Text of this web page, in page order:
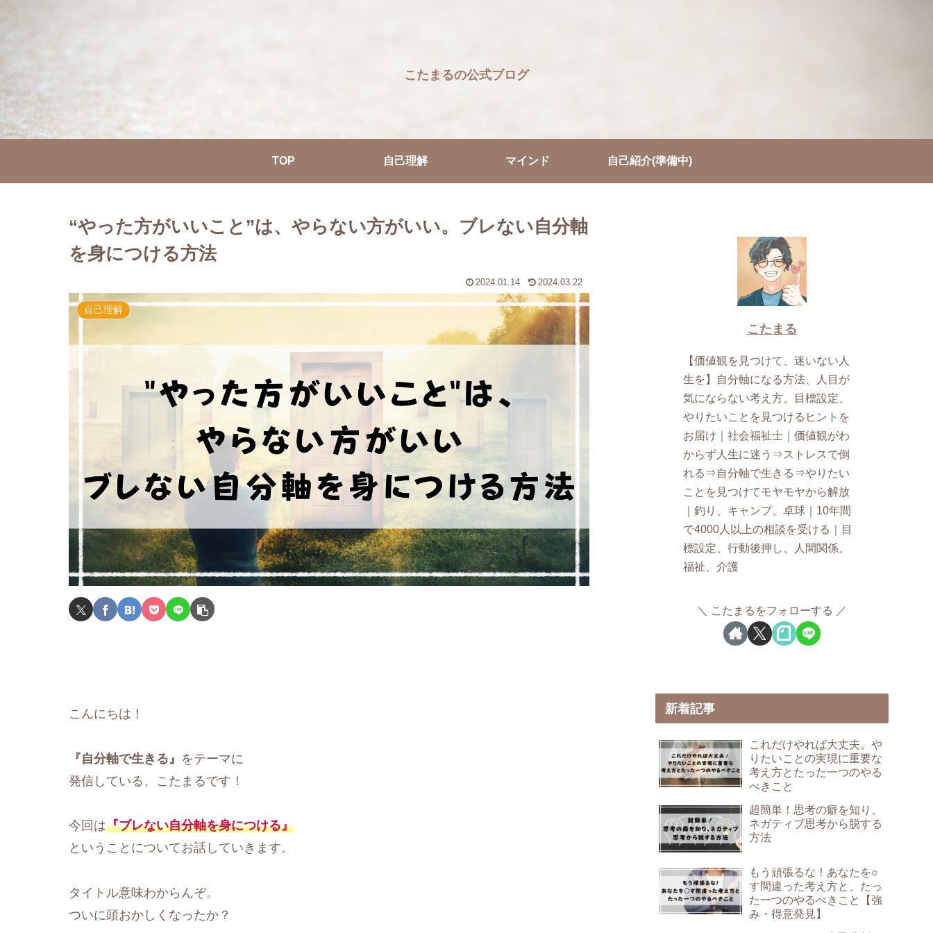
こたまるの公式ブログ
TOP 自己理解 マインド 自己紹介(準備中)
“やった方がいいこと”は、やらない方がいい。ブレない自分軸
を身につける方法
2024.01.14 2024.03.22
自己理解
こんにちは！
『自分軸で生きる』 をテーマに
発信している、こたまるです！
今回は『ブレない自分軸を身につける』
ということについてお話していきます。
タイトル意味わからんぞ。
ついに頭おかしくなったか？
こたまる
【価値観を見つけて、迷いない人
生を】自分軸になる方法、人目が
気にならない考え方、目標設定、
やりたいことを見つけるヒントを
お届け｜社会福祉士｜価値観がわ
からず人生に迷う⇒ストレスで倒
れる⇒自分軸で生きる⇒やりたい
ことを見つけてモヤモヤから解放
｜釣り、キャンプ、卓球｜10年間
で4000人以上の相談を受ける｜目
標設定、行動後押し、人間関係、
福祉、介護
こたまるをフォローする
新着記事
これだけやれば大丈夫。や
りたいことの実現に重要な
考え方とたった一つのやる
べきこと
超簡単！思考の癖を知り、
ネガティブ思考から脱する
方法
もう頑張るな！あなたを○
す間違った考え方と、たっ
た一つのやるべきこと【強
み・得意発見】